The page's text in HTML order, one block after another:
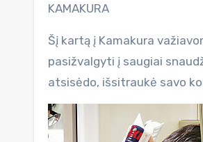
KAMAKURA
Šį kartą į Kamakura
pasižvalgyti į saugiai
atsisėdo, išsitraukė savo